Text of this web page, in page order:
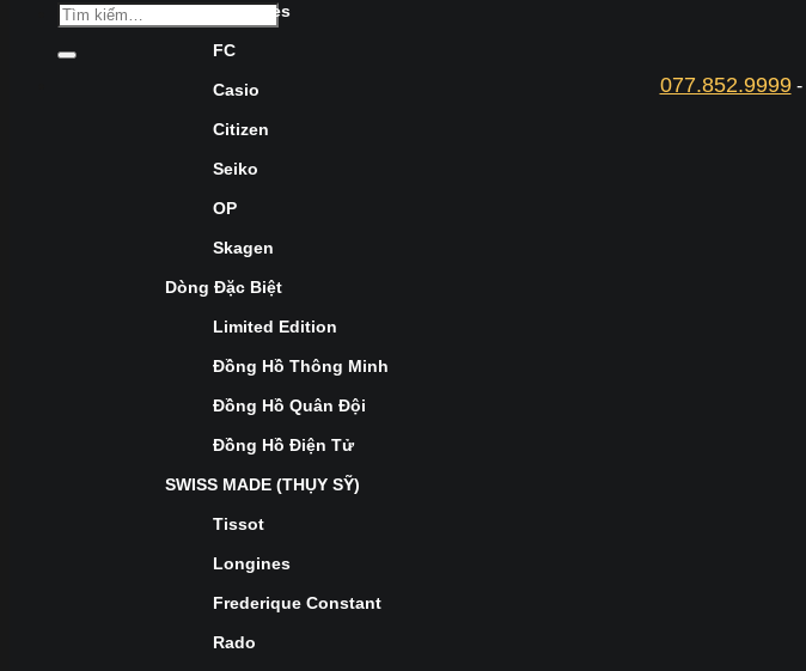
077.852.9999-
Longines
FC
Casio
Citizen
Seiko
OP
Skagen
Dòng Đặc Biệt
Limited Edition
Đồng Hồ Thông Minh
Đồng Hồ Quân Đội
Đồng Hồ Điện Tử
SWISS MADE (THỤY SỸ)
Tissot
Longines
Frederique Constant
Rado